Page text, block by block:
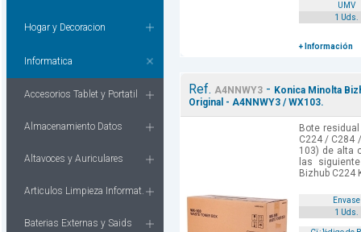
Hogar y Decoracion
Informatica
Accesorios Tablet y Portatil
Almacenamiento Datos
Altavoces y Auriculares
Articulos Limpieza Informat.
Baterias Externas y Saids
UMV
1 Uds.
+ Información
Ref. A4NNWY3- Konica Minolta
Original - A4NNWY3 / WX103.
Bote
C224 / C284
103) de alta
las
Bizhub C224
Envase
1 Uds.